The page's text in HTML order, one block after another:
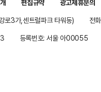
편집규약
광고제휴문의
로3가,센트럴파크 타워동)
전
등록번호: 서울 아00055